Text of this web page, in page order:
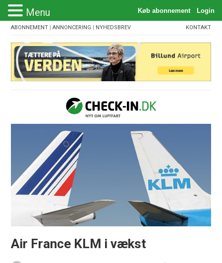
ABONNEMENT |ANNONCERING | NYHEDSBREV KONTAKT
Air France KLM i vækst
Menu